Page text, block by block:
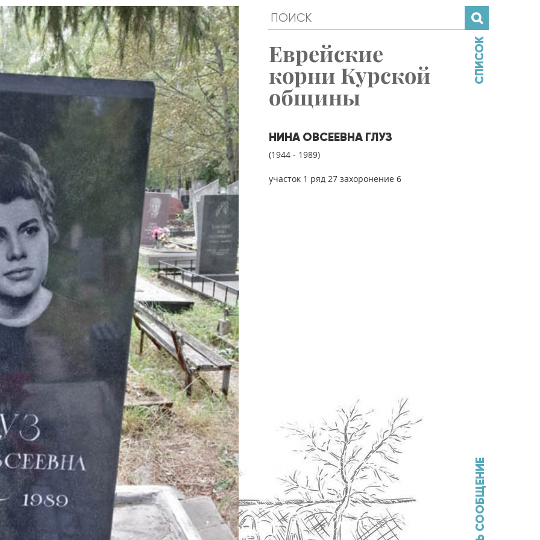
Еврейские
корни Курской
общины
НИНА ОВСЕЕВНА ГЛУЗ
(1944 - 1989)
участок 1 ряд 27 захоронение 6
СПИСОК